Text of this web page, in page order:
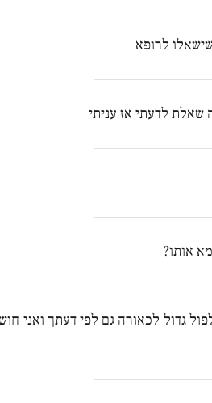
לרופא
שאלת לדעתי אז עניתי
אותו?
גדול לכאורה גם לפי דעתך ואני